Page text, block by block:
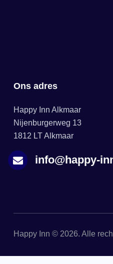
Ons adres
Happy Inn Alkmaar
Nijenburgerweg 13
1812 LT Alkmaar
info@happy-
Happy Inn © 2026. Alle